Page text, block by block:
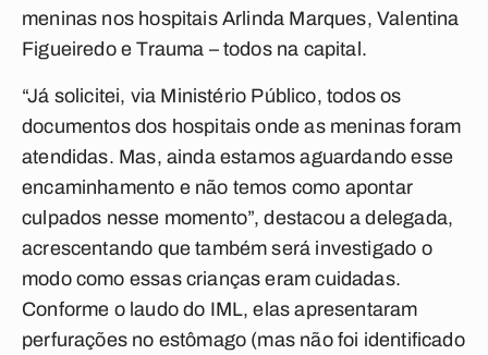
meninas nos hospitais Arlinda Marques, Valentina
Figueiredo e Trauma – todos na capital.
“Já solicitei, via Ministério Público, todos os
documentos dos hospitais onde as meninas foram
atendidas. Mas, ainda estamos aguardando esse
encaminhamento e não temos como apontar
culpados nesse momento”, destacou a delegada,
acrescentando que também será investigado o
modo como essas crianças eram cuidadas.
Conforme o laudo do IML, elas apresentaram
perfurações no estômago (mas não foi identificado